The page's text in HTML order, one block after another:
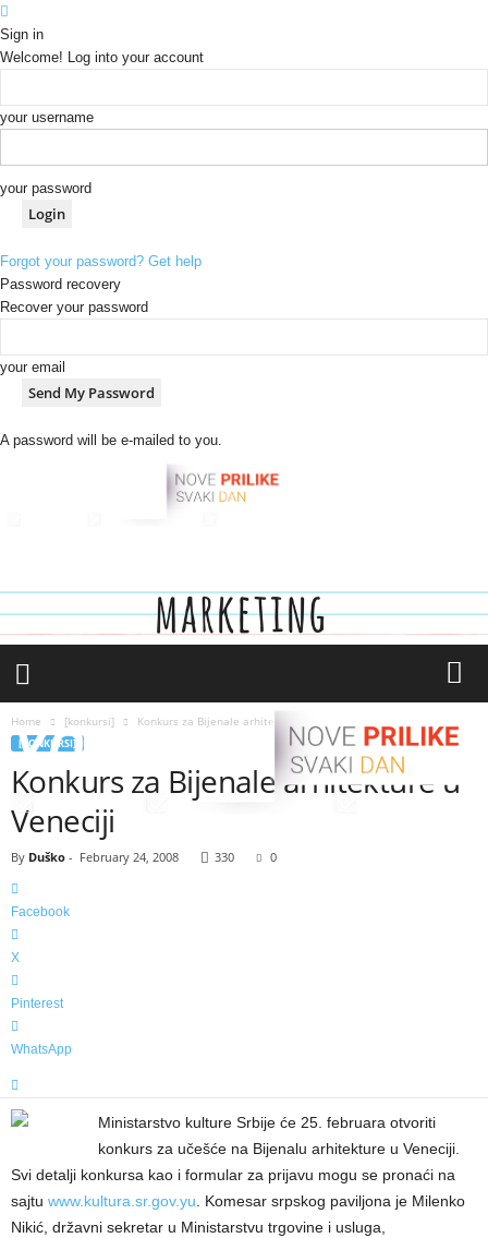
Sign in
Welcome! Log into your account
your username
your password
Forgot your password? Get help
Password recovery
Recover your password
your email
A password will be e-mailed to you.
u
t
r
Home [konkursi] Konkurs za Bijenale arhitekture u Veneciji
[KONKURSI]
Konkurs za Bijenale arhitekture u
Veneciji
By Duško - February 24, 2008 330 0
Facebook
X
Pinterest
WhatsApp
Ministarstvo kulture Srbije će 25. februara otvoriti
konkurs za učešće na Bijenalu arhitekture u Veneciji.
Svi detalji konkursa kao i formular za prijavu mogu se pronaći na
sajtu www.kultura.sr.gov.yu. Komesar srpskog paviljona je Milenko
Nikić, državni sekretar u Ministarstvu trgovine i usluga,